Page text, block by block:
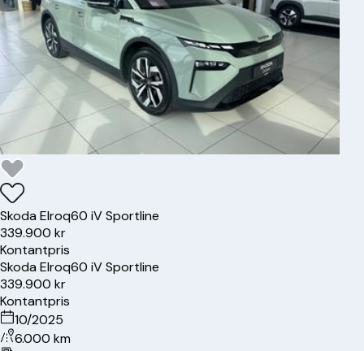
SkodaElroq60 iV Sportline
339.900 kr
Kontantpris
SkodaElroq60 iV Sportline
339.900 kr
Kontantpris
10/2025
6.000 km